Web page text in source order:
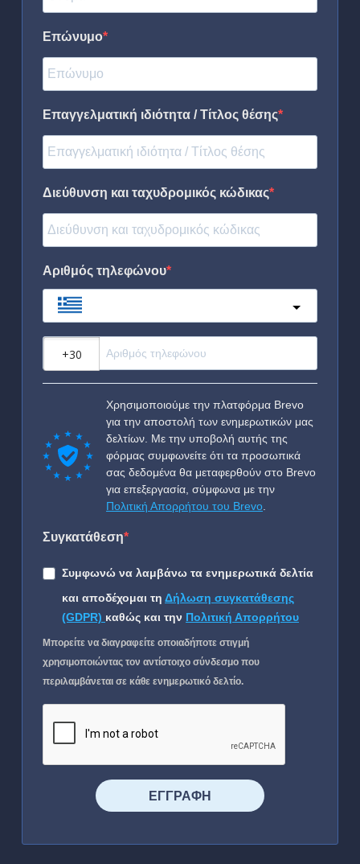
Επώνυμο
Επαγγελματική ιδιότητα / Τίτλος θέσης
Διεύθυνση και ταχυδρομικός κώδικας
Αριθμός τηλεφώνου
Χρησιμοποιούμε την πλατφόρμα Brevo
για την αποστολή των ενημερωτικών μας
δελτίων. Με την υποβολή αυτής της
φόρμας συμφωνείτε ότι τα προσωπικά
σας δεδομένα θα μεταφερθούν στο Brevo
για επεξεργασία, σύμφωνα με την
Πολιτική Απορρήτου του Brevo
Συγκατάθεση
Συμφωνώ να λαμβάνω τα ενημερωτικά δελτία
και αποδέχομαι τη Δήλωση συγκατάθεσης
(GDPR) καθώς και την Πολιτική Απορρήτου
Μπορείτε να διαγραφείτε οποιαδήποτε στιγμή
χρησιμοποιώντας τον αντίστοιχο σύνδεσμο που
περιλαμβάνεται σε κάθε ενημερωτικό δελτίο.
⠀⠀⠀⠀ΕΓΓΡΑΦΗ⠀⠀⠀⠀